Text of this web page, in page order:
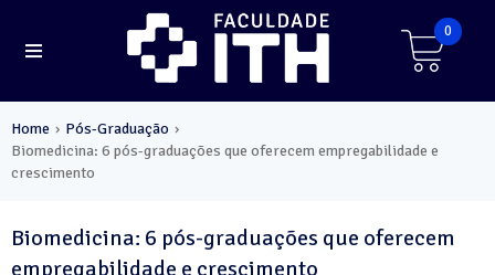
0
Home › Pós-Graduação ›
Biomedicina: 6 pós-graduações que oferecem empregabilidade e
crescimento
Biomedicina: 6 pós-graduações que oferecem
empregabilidade e crescimento